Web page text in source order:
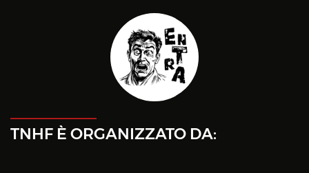
TNHF È ORGANIZZATO DA: